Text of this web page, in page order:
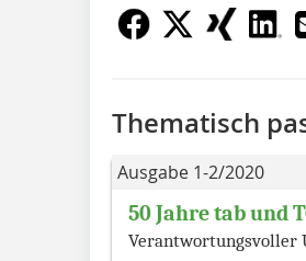
Thematisch
Ausgabe 1-2/2020
50 Jahre tab und
Verantwortungsvoller